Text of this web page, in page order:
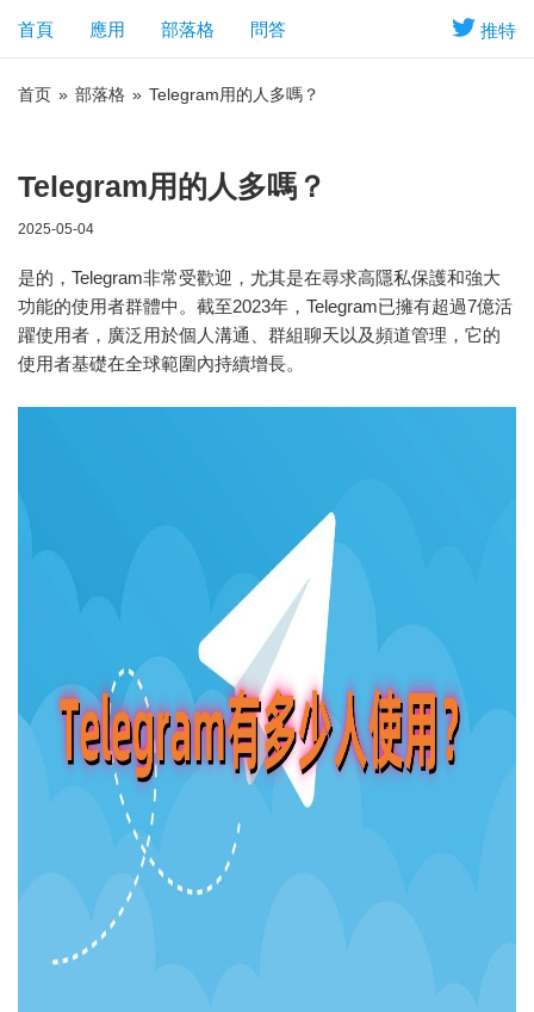
推特
首頁 應用 部落格 問答
首页 » 部落格 » Telegram用的人多嗎？
Telegram用的人多嗎？
2025-05-04
是的，Telegram非常受歡迎，尤其是在尋求高隱私保護和強大
功能的使用者群體中。截至2023年，Telegram已擁有超過7億活
躍使用者，廣泛用於個人溝通、群組聊天以及頻道管理，它的
使用者基礎在全球範圍內持續增長。